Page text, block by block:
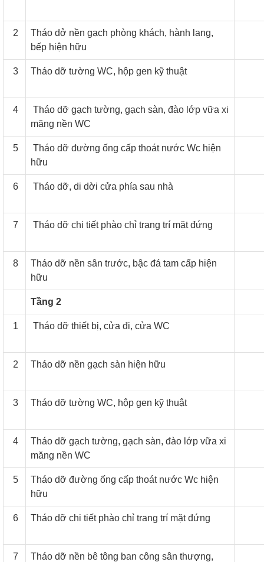
2
Tháo dở nền gạch phòng khách, hành lang,
bếp hiện hữu
3 Tháo dỡ tường WC, hộp gen kỹ thuật
4
Tháo dỡ gạch tường, gạch sàn, đào lớp vữa xi
măng nền WC
5
Tháo dỡ đường ống cấp thoát nước Wc hiện
hữu
6 Tháo dỡ, di dời cửa phía sau nhà
7 Tháo dỡ chi tiết phào chỉ trang trí mặt đứng
8
Tháo dỡ nền sân trước, bậc đá tam cấp hiện
hữu
Tầng 2
1 Tháo dỡ thiết bị, cửa đi, cửa WC
2 Tháo dỡ nền gạch sàn hiện hữu
3 Tháo dỡ tường WC, hộp gen kỹ thuật
4
Tháo dỡ gạch tường, gạch sàn, đào lớp vữa xi
măng nền WC
5
Tháo dỡ đường ống cấp thoát nước Wc hiện
hữu
6 Tháo dỡ chi tiết phào chỉ trang trí mặt đứng
7 Tháo dỡ nền bê tông ban công sân thượng,